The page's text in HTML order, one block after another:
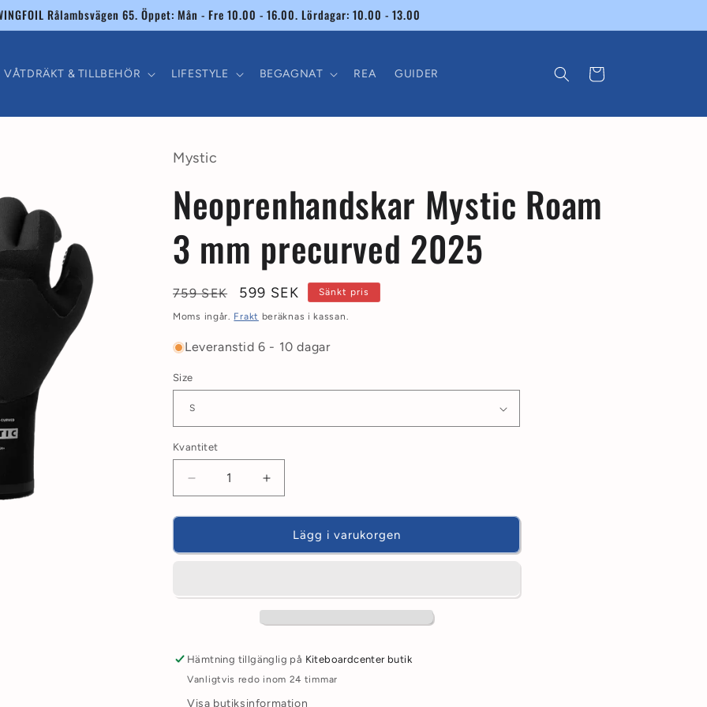
Rålambsvägen 65. Öppet: Mån - Fre 10.00 - 16.00. Lördagar: 10.00 - 13.00
VÅTDRÄKT & TILLBEHÖR LIFESTYLE BEGAGNAT REA GUIDER Varukorg
Mystic
Neoprenhandskar Mystic Roam
3 mm precurved 2025
Ordinarie
pris
759 SEK Försäljningspris
599 SEK Sänkt pris
Moms ingår. Frakt beräknas i kassan.
Leveranstid 6 - 10 dagar
Size
Kvantitet
Minska
kvantitet
för
Neoprenhandskar
Mystic
mm
Öka
kvantitet
för
Neoprenhandskar
Mystic
mm
Lägg i varukorgen
Hämtning tillgänglig på Kiteboardcenter butik
Vanligtvis redo inom 24 timmar
Visa butiksinformation